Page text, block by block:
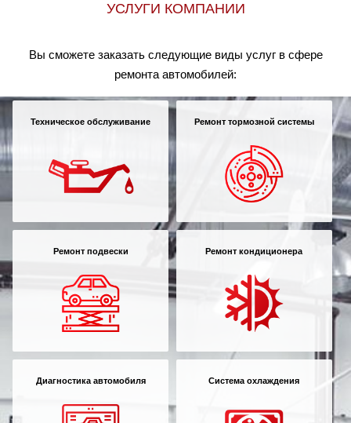
УСЛУГИ КОМПАНИИ
Вы сможете заказать следующие виды услуг в сфере
ремонта автомобилей:
Техническое обслуживание Ремонт тормозной системы
Ремонт подвески Ремонт кондиционера
Диагностика автомобиля Система охлаждения